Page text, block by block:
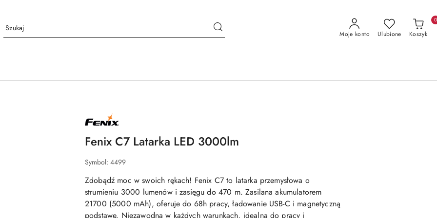
Moje konto Ulubione Koszyk
0
NAZWA
PRODUCENTA:
Fenix C7 Latarka LED 3000lm
Symbol: 4499
Zdobądź moc w swoich rękach! Fenix C7 to latarka przemysłowa o
strumieniu 3000 lumenów i zasięgu do 470 m. Zasilana akumulatorem
21700 (5000 mAh), oferuje do 68h pracy, ładowanie USB-C i magnetyczną
podstawę. Niezawodna w każdych warunkach, idealna do pracy i